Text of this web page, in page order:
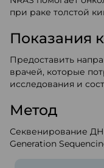
при раке толстой
Показания
Предоставить
врачей, которые
исследования и
Метод
Секвенирование
Generation